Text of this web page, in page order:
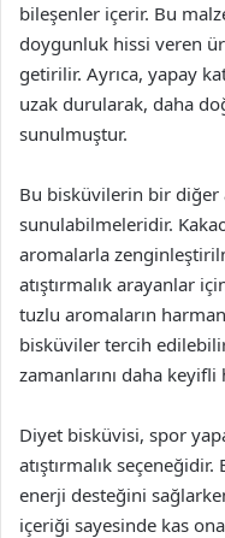
bileşenler içerir. Bu
doygunluk hissi veren
getirilir. Ayrıca, yapay
uzak durularak, daha
sunulmuştur.
Bu bisküvilerin bir diğer
sunulabilmeleridir.
aromalarla
atıştırmalık arayanlar
tuzlu aromaların
bisküviler tercih
zamanlarını daha keyifli
Diyet bisküvisi, spor
atıştırmalık
enerji desteğini
içeriği sayesinde kas